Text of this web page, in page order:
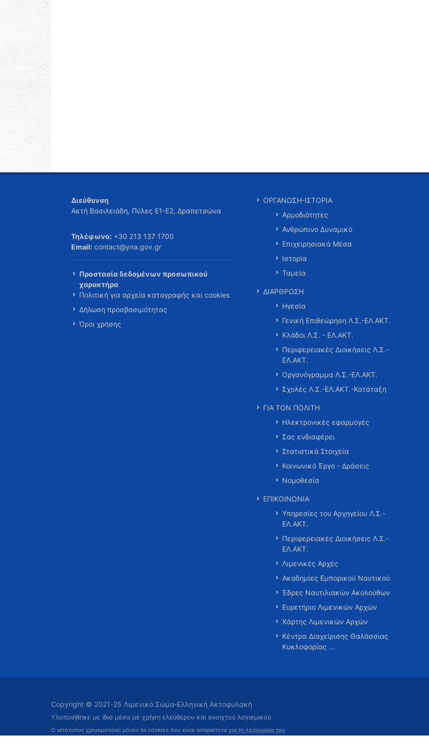
Διεύθυνση
Ακτή Βασιλειάδη, Πύλες Ε1-Ε2, Δραπετσώνα
Τηλέφωνο: +30 213 137 1700
Email: contact@yna.gov.gr
Προστασία δεδομένων προσωπικού
χαρακτήρα
Πολιτική για αρχεία καταγραφής και cookies
Δήλωση προσβασιμότητας
Όροι χρήσης
ΟΡΓΑΝΩΣΗ-ΙΣΤΟΡΙΑ
Αρμοδιότητες
Ανθρώπινο Δυναμικό
Επιχειρησιακά Μέσα
Ιστορία
Ταμεία
ΔΙΑΡΘΡΩΣΗ
Ηγεσία
Γενική Επιθεώρηση Λ.Σ.-ΕΛ.ΑΚΤ.
Κλάδοι Λ.Σ. - ΕΛ.ΑΚΤ.
Περιφερειακές Διοικήσεις Λ.Σ.-
ΕΛ.ΑΚΤ.
Οργανόγραμμα Λ.Σ.-ΕΛ.ΑΚΤ.
Σχολές Λ.Σ.-ΕΛ.ΑΚΤ.-Κατάταξη
ΓΙΑ ΤΟΝ ΠΟΛΙΤΗ
Ηλεκτρονικές εφαρμογές
Σας ενδιαφέρει
Στατιστικά Στοιχεία
Κοινωνικό Έργο - Δράσεις
Νομοθεσία
ΕΠΙΚΟΙΝΩΝΙΑ
Υπηρεσίες του Αρχηγείου Λ.Σ.-
ΕΛ.ΑΚΤ.
Περιφερειακές Διοικήσεις Λ.Σ.-
ΕΛ.ΑΚΤ.
Λιμενικές Αρχές
Ακαδημίες Εμπορικού Ναυτικού
Έδρες Ναυτιλιακών Ακολούθων
Ευρετήριο Λιμενικών Αρχών
Χάρτης Λιμενικών Αρχών
Κέντρα Διαχείρισης Θαλάσσιας
Κυκλοφορίας …
Copyright © 2021-25 Λιμενικό Σώμα-Ελληνική Ακτοφυλακή
Υλοποιήθηκε με ίδια μέσα με χρήση ελεύθερου και ανοιχτού λογισμικού
Ο ιστότοπος χρησιμοποιεί μόνον τα cookies που είναι απαραίτητα για τη λειτουργία του